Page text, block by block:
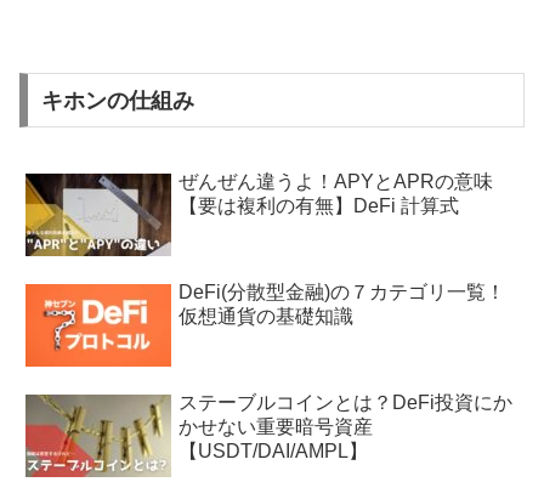
キホンの仕組み
ぜんぜん違うよ！APYとAPRの意味
【要は複利の有無】DeFi 計算式
DeFi(分散型金融)の７カテゴリ一覧！
仮想通貨の基礎知識
ステーブルコインとは？DeFi投資にか
かせない重要暗号資産
【USDT/DAI/AMPL】